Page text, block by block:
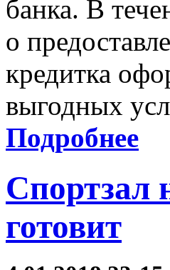
банка. В
о
кредитка
выгодных
Подробнее
Спортзал
готовит